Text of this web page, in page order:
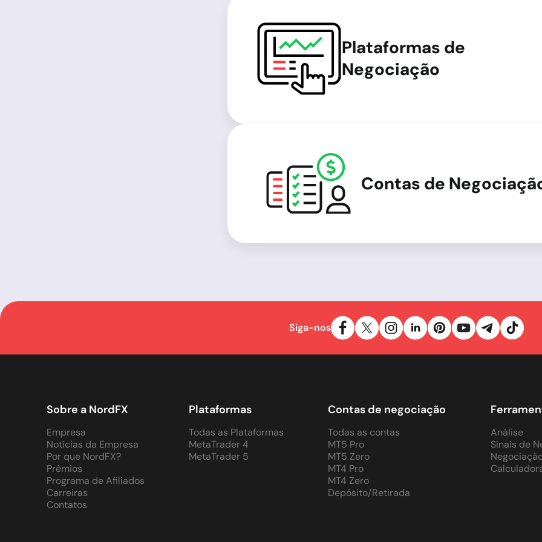
Plataformas de
Negociação
Contas de
Siga-nos
Sobre a NordFX
Empresa
Notícias da Empresa
Por que NordFX?
Prêmios
Programa de Afiliados
Carreiras
Contatos
Plataformas
Todas as Plataformas
MetaTrader 4
MetaTrader 5
Contas de negociação
Todas as contas
MT5 Pro
MT5 Zero
MT4 Pro
MT4 Zero
Depósito/Retirada
Análise
Sinais de